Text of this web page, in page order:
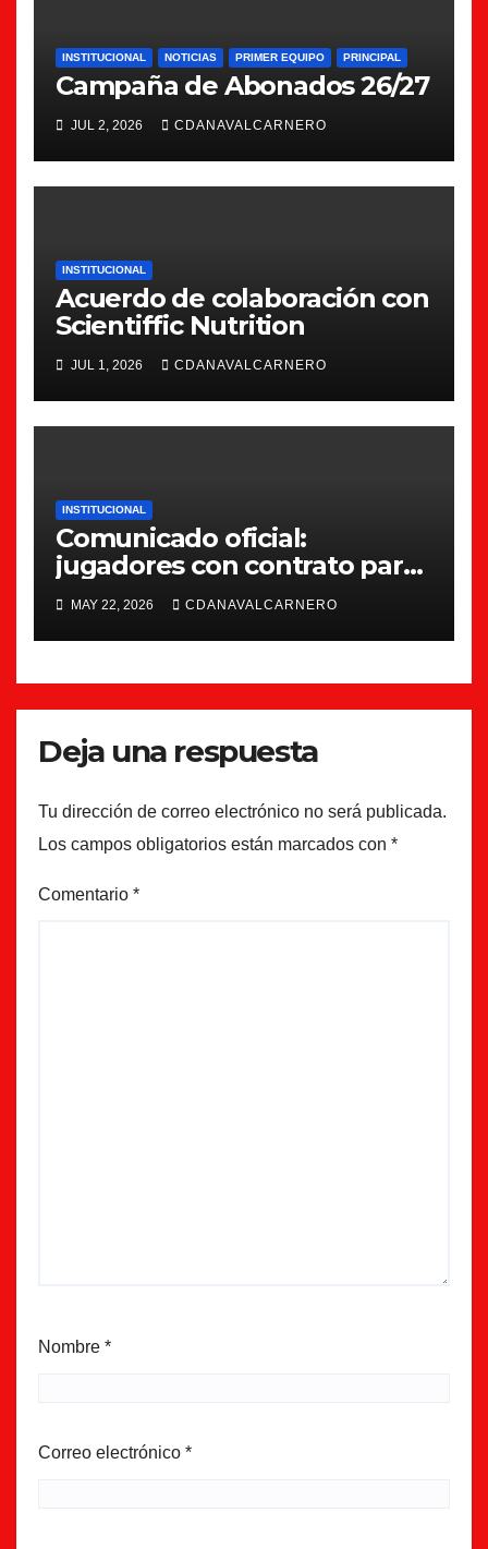
INSTITUCIONAL NOTICIAS PRIMER EQUIPO PRINCIPAL
Campaña de Abonados 26/27
JUL 2, 2026 CDANAVALCARNERO
INSTITUCIONAL
Acuerdo de colaboración con
Scientiffic Nutrition
JUL 1, 2026 CDANAVALCARNERO
INSTITUCIONAL
Comunicado oficial:
jugadores con contrato para
la 26/27
MAY 22, 2026 CDANAVALCARNERO
Deja una respuesta
Tu dirección de correo electrónico no será publicada.
Los campos obligatorios están marcados con *
Comentario *
Nombre *
Correo electrónico *